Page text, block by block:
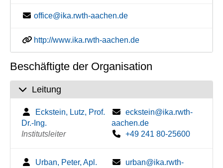
office@ika.rwth-aachen.de
http://www.ika.rwth-aachen.de
Beschäftigte der Organisation
Leitung
Eckstein, Lutz, Prof.
Dr.-Ing.
Institutsleiter
eckstein@ika.rwth-
aachen.de
+49 241 80-25600
Urban, Peter, Apl.
urban@ika.rwth-